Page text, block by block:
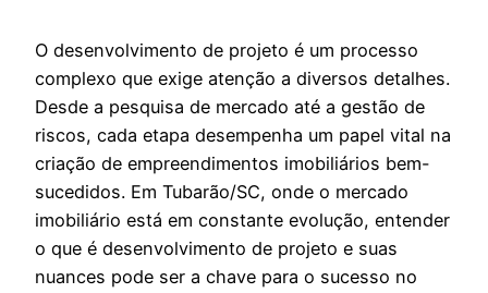
O desenvolvimento de projeto é um processo
complexo que exige atenção a diversos detalhes.
Desde a pesquisa de mercado até a gestão de
riscos, cada etapa desempenha um papel vital na
criação de empreendimentos imobiliários bem-
sucedidos. Em Tubarão/SC, onde o mercado
imobiliário está em constante evolução, entender
o que é desenvolvimento de projeto e suas
nuances pode ser a chave para o sucesso no